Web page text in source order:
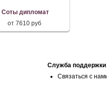
Соты дипломат
от 7610 руб
Служба поддержки
Связаться с